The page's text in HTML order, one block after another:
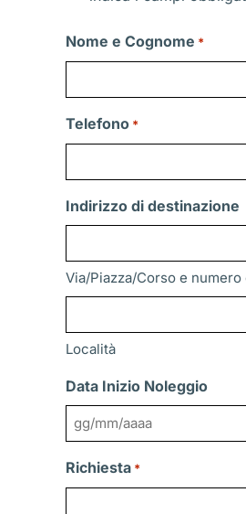
Nome e Cognome *
Telefono *
Indirizzo di destinazione
Via/Piazza/Corso e
Località
Data Inizio Noleggio
GG
MM
Richiesta *